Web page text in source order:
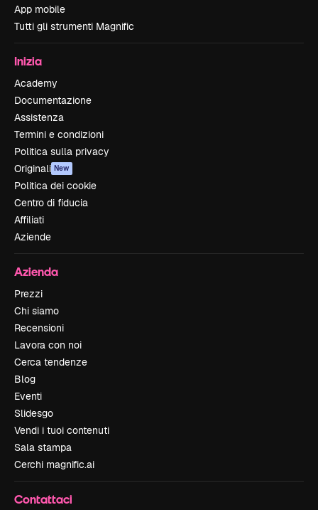
App mobile
Tutti gli strumenti Magnific
Inizia
Academy
Documentazione
Assistenza
Termini e condizioni
Politica sulla privacy
Originali New
Politica dei cookie
Centro di fiducia
Affiliati
Aziende
Azienda
Prezzi
Chi siamo
Recensioni
Lavora con noi
Cerca tendenze
Blog
Eventi
Slidesgo
Vendi i tuoi contenuti
Sala stampa
Cerchi magnific.ai
Contattaci